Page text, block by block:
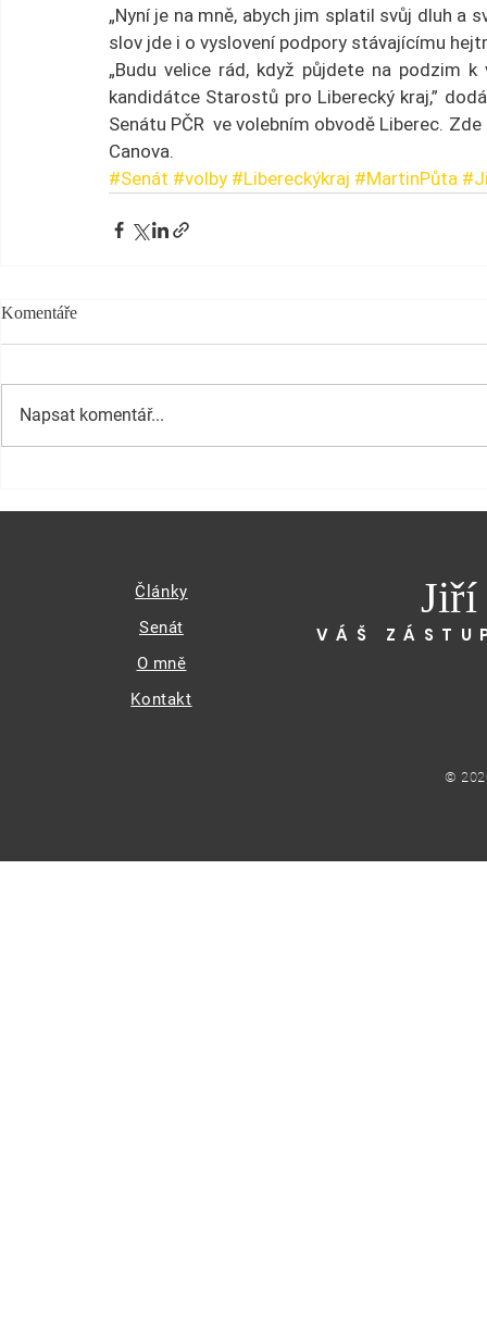
„Nyní je na mně, abych jim splatil svůj dluh a
slov jde i o vyslovení podpory stávajícímu
„Budu velice rád, když půjdete na podzim
kandidátce Starostů pro Liberecký kraj,”
Senátu PČR  ve volebním obvodě Liberec.
Canova.
#Senát #volby #Libereckýkraj #MartinPůta
Komentáře
Napsat komentář...
Články
Senát
O mně
Kontakt
Jiří
VÁŠ
©